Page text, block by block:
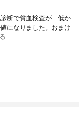
断で貧血検査が、低か
になりました。おまけ